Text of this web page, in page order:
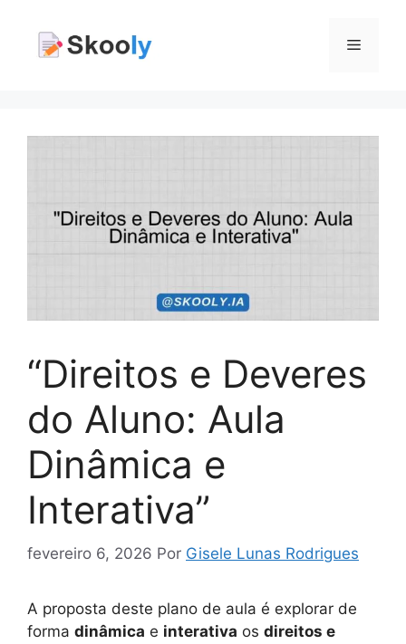
Menu
“Direitos e Deveres
do Aluno: Aula
Dinâmica e
Interativa”
fevereiro 6, 2026 Por Gisele Lunas Rodrigues
A proposta deste plano de aula é explorar de
forma dinâmica e interativa os direitos e